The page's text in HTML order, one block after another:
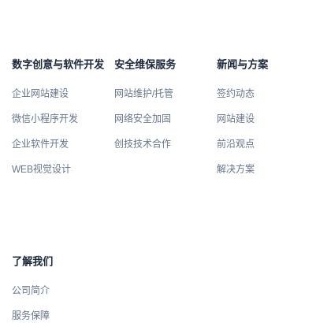
数字创意与软件开发
企业网站建设
微信小程序开发
企业软件开发
WEB视觉设计
安全维保服务
网站维护/托管
网络安全加固
创技技术合作
新闻与方案
签约动态
网站建设
前沿观点
解决方案
了解我们
公司简介
服务保障